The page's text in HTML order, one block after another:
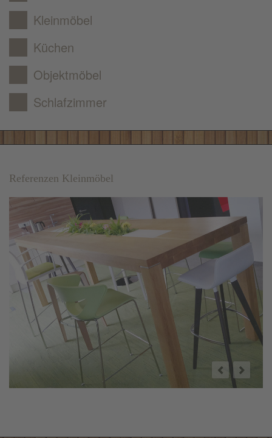
Kleinmöbel
Küchen
Objektmöbel
Schlafzimmer
Referenzen Kleinmöbel